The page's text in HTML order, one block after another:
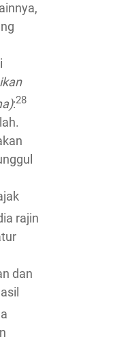
:28
rajin
dan